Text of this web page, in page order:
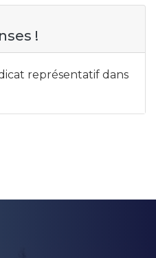
!
représentatif dans